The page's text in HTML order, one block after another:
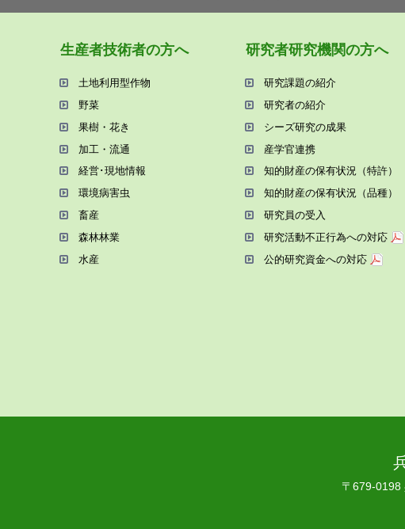
⽣産者技術者の⽅へ
⼟地利⽤型作物
野菜
果樹・花き
加⼯・流通
経営･現地情報
環境病害⾍
畜産
森林林業
⽔産
研究者研究機関の⽅へ
研究課題の紹介
研究者の紹介
シーズ研究の成果
産学官連携
知的財産の保有状況（特許）
知的財産の保有状況（品種）
研究員の受⼊
研究活動不正⾏為への対応
公的研究資金への対応
〒679-0198